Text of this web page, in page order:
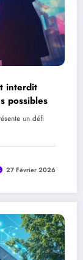
interdit
possibles
un défi
27 Février 2026